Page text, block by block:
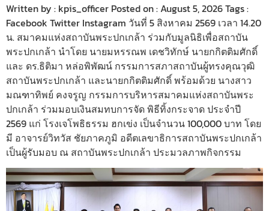
Written by : kpis_officer Posted on : August 5, 2026 Tags :
Facebook Twitter Instagram วันที่ 5 สิงหาคม 2569 เวลา 14.20
น. สมาคมแห่งสถาบันพระปกเกล้า ร่วมกับมูลนิธิเพื่อสถาบัน
พระปกเกล้า นำโดย นายมหรรณพ เดชวิทักษ์ นายกกิตติมศักดิ์
และ ดร.ธิติมา หล่อพิพัฒน์ กรรมการสภาสถาบันผู้ทรงคุณวุฒิ
สถาบันพระปกเกล้า และนายกกิตติมศักดิ์ พร้อมด้วย นางสาว
มณฑาทิพย์ คงจรูญ กรรมการบริหารสมาคมแห่งสถาบันพระ
ปกเกล้า ร่วมมอบเงินสมทบการจัด พิธีทิ้งกระจาด ประจำปี
2569 แก่ โรงเจโพธิธรรม ฮกเข่ง เป็นจำนวน 100,000 บาท โดย
มี อาจารย์วิทวัส ชัยภาคภูมิ อดีตเลขาธิการสถาบันพระปกเกล้า
เป็นผู้รับมอบ ณ สถาบันพระปกเกล้า ประมวลภาพกิจกรรม